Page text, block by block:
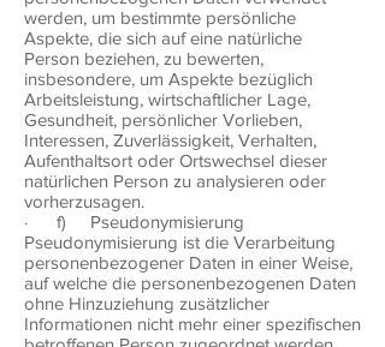
werden, um bestimmte persönliche
Aspekte, die sich auf eine natürliche
Person beziehen, zu bewerten,
insbesondere, um Aspekte bezüglich
Arbeitsleistung, wirtschaftlicher Lage,
Gesundheit, persönlicher Vorlieben,
Interessen, Zuverlässigkeit, Verhalten,
Aufenthaltsort oder Ortswechsel dieser
natürlichen Person zu analysieren oder
vorherzusagen.
· f) Pseudonymisierung
Pseudonymisierung ist die Verarbeitung
personenbezogener Daten in einer Weise,
auf welche die personenbezogenen Daten
ohne Hinzuziehung zusätzlicher
Informationen nicht mehr einer spezifischen